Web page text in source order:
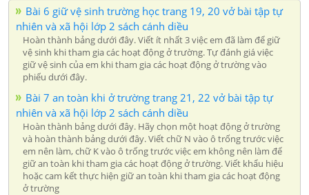
Bài 6 giữ vệ sinh trường học trang 19, 20 vở bài tập tự
nhiên và xã hội lớp 2 sách cánh diều
Hoàn thành bảng dưới đây. Viết ít nhất 3 việc em đã làm để giữ
vệ sinh khi tham gia các hoạt động ở trường. Tự đánh giá việc
giữ vệ sinh của em khi tham gia các hoạt động ở trường vào
phiếu dưới đây.
Bài 7 an toàn khi ở trường trang 21, 22 vở bài tập tự
nhiên và xã hội lớp 2 sách cánh diều
Hoàn thành bảng dưới đây. Hãy chọn một hoạt động ở trường
và hoàn thành bảng dưới đây. Viết chữ N vào ô trống trước việc
em nên làm, chữ K vào ô trống trước việc em không nên làm để
giữ an toàn khi tham gia các hoạt động ở trường. Viết khẩu hiệu
hoặc cam kết thực hiện giữ an toàn khi tham gia các hoạt động
ở trường